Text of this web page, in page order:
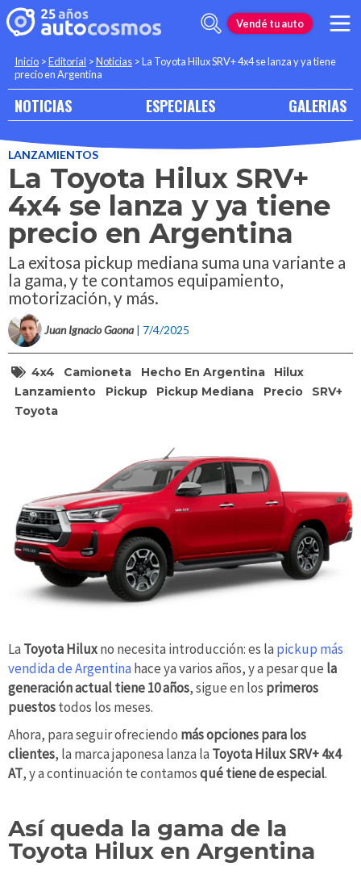
Vendé tu auto
Inicio >Editorial >Noticias >La Toyota Hilux SRV+ 4x4 se lanza y ya tiene
precio en Argentina
NOTICIAS ESPECIALES GALERIAS
LANZAMIENTOS
La Toyota Hilux SRV+
4x4 se lanza y ya tiene
precio en Argentina
La exitosa pickup mediana suma una variante a
la gama, y te contamos equipamiento,
motorización, y más.
Juan Ignacio Gaona | 7/4/2025
4x4 Camioneta Hecho En Argentina
Hilux
Lanzamiento
Pickup Pickup Mediana Precio
SRV+
Toyota
La Toyota Hiluxno necesita introducción: es la pickup más
vendida de Argentinahace ya varios años, y a pesar que la
generación actual tiene 10 años, sigue en los primeros
puestostodos los meses.
Ahora, para seguir ofreciendo más opciones para los
clientes, la marca japonesa lanza la Toyota Hilux SRV+ 4x4
AT, y a continuación te contamosqué tiene de especial.
Así queda la gama de la
Toyota Hilux en Argentina